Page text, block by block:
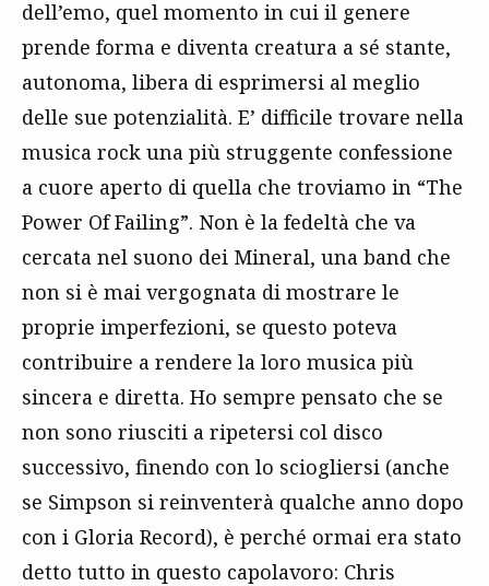
dell’emo, quel momento in cui il genere
prende forma e diventa creatura a sé stante,
autonoma, libera di esprimersi al meglio
delle sue potenzialità. E’ difficile trovare nella
musica rock una più struggente confessione
a cuore aperto di quella che troviamo in “The
Power Of Failing”. Non è la fedeltà che va
cercata nel suono dei Mineral, una band che
non si è mai vergognata di mostrare le
proprie imperfezioni, se questo poteva
contribuire a rendere la loro musica più
sincera e diretta. Ho sempre pensato che se
non sono riusciti a ripetersi col disco
successivo, finendo con lo sciogliersi (anche
se Simpson si reinventerà qualche anno dopo
con i Gloria Record), è perché ormai era stato
detto tutto in questo capolavoro: Chris